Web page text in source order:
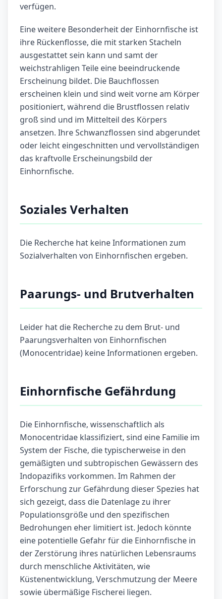
verfügen.
Eine weitere Besonderheit der Einhornfische ist
ihre Rückenflosse, die mit starken Stacheln
ausgestattet sein kann und samt der
weichstrahligen Teile eine beeindruckende
Erscheinung bildet. Die Bauchflossen
erscheinen klein und sind weit vorne am Körper
positioniert, während die Brustflossen relativ
groß sind und im Mittelteil des Körpers
ansetzen. Ihre Schwanzflossen sind abgerundet
oder leicht eingeschnitten und vervollständigen
das kraftvolle Erscheinungsbild der
Einhornfische.
Soziales Verhalten
Die Recherche hat keine Informationen zum
Sozialverhalten von Einhornfischen ergeben.
Paarungs- und Brutverhalten
Leider hat die Recherche zu dem Brut- und
Paarungsverhalten von Einhornfischen
(Monocentridae) keine Informationen ergeben.
Einhornfische Gefährdung
Die Einhornfische, wissenschaftlich als
Monocentridae klassifiziert, sind eine Familie im
System der Fische, die typischerweise in den
gemäßigten und subtropischen Gewässern des
Indopazifiks vorkommen. Im Rahmen der
Erforschung zur Gefährdung dieser Spezies hat
sich gezeigt, dass die Datenlage zu ihrer
Populationsgröße und den spezifischen
Bedrohungen eher limitiert ist. Jedoch könnte
eine potentielle Gefahr für die Einhornfische in
der Zerstörung ihres natürlichen Lebensraums
durch menschliche Aktivitäten, wie
Küstenentwicklung, Verschmutzung der Meere
sowie übermäßige Fischerei liegen.